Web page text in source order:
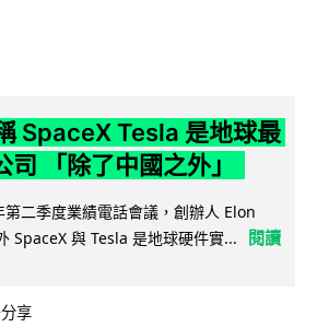
SpaceX Tesla 是地球最
「除了中國之外」
二季度業績電話會議，創辦人 Elon
SpaceX 與 Tesla 是地球硬件實...
閱讀
分享